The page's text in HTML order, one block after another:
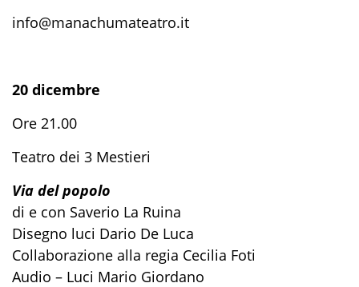
info@manachumateatro.it
20 dicembre
Ore 21.00
Teatro dei 3 Mestieri
Via del popolo
di e con Saverio La Ruina
Disegno luci Dario De Luca
Collaborazione alla regia Cecilia Foti
Audio – Luci Mario Giordano